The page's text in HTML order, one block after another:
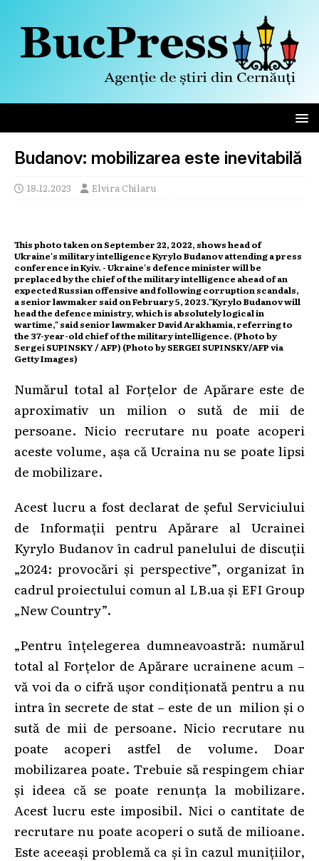
Budanov: mobilizarea este inevitabilă
18.12.2023 Elvira Chilaru
This photo taken on September 22, 2022, shows head of
Ukraine's military intelligence Kyrylo Budanov attending a press
conference in Kyiv. - Ukraine's defence minister will be
preplaced by the chief of the military intelligence ahead of an
expected Russian offensive and following corruption scandals,
a senior lawmaker said on February 5, 2023."Kyrylo Budanov will
head the defence ministry, which is absolutely logical in
wartime," said senior lawmaker David Arakhamia, referring to
the 37-year-old chief of the military intelligence. (Photo by
Sergei SUPINSKY / AFP) (Photo by SERGEI SUPINSKY/AFP via
Getty Images)
Numărul total al Forțelor de Apărare este de
aproximativ un milion o sută de mii de
persoane. Nicio recrutare nu poate acoperi
aceste volume, așa că Ucraina nu se poate lipsi
de mobilizare.
Acest lucru a fost declarat de șeful Serviciului
de Informații pentru Apărare al Ucrainei
Kyrylo Budanov în cadrul panelului de discuții
„2024: provocări și perspective”, organizat în
cadrul proiectului comun al LB.ua și EFI Group
„New Country”.
„Pentru înțelegerea dumneavoastră: numărul
total al Forțelor de Apărare ucrainene acum –
vă voi da o cifră ușor condiționată pentru a nu
intra în secrete de stat – este de un milion și o
sută de mii de persoane. Nicio recrutare nu
poate acoperi astfel de volume. Doar
mobilizarea poate. Trebuie să respingem chiar
și ideea că se poate renunța la mobilizare.
Acest lucru este imposibil. Nici o cantitate de
recrutare nu poate acoperi o sută de milioane.
Este aceeași problemă ca și în cazul munițiilor,